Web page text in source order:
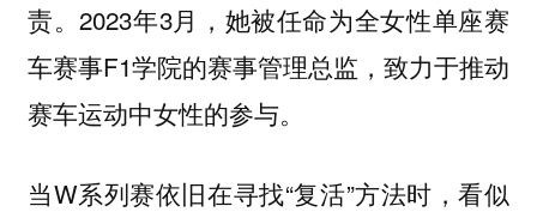
责。2023年3月，她被任命为全女性单座赛
车赛事F1学院的赛事管理总监，致力于推动
赛车运动中女性的参与。
当W系列赛依旧在寻找“复活”方法时，看似